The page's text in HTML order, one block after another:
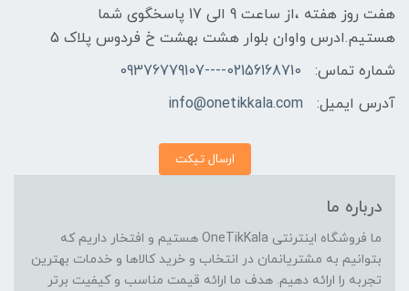
هفت روز هفته ،از ساعت 9 الی 17 پاسخگوی شما
هستیم.ادرس واوان بلوار هشت بهشت خ فردوس پلاک 5
شماره تماس:
02156168710----09376779107
آدرس ایمیل:
info@onetikkala.com
ارسال تیکت
درباره ما
ما فروشگاه اینترنتی OneTikKala هستیم و افتخار داریم که
بتوانیم به مشتریانمان در انتخاب و خرید کالاها و خدمات بهترین
تجربه را ارائه دهیم. هدف ما ارائه قیمت مناسب و کیفیت برتر